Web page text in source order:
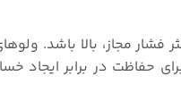
فشار مجاز، بالا باشد.
حفاظت در برابر ایجاد